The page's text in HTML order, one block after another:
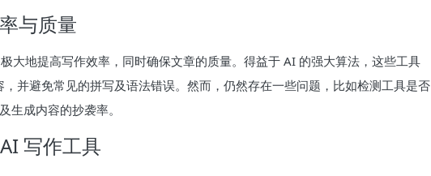
与质量
大地提高写作效率，同时确保文章的质量。得益于 AI 的强大算法，这些工具
并避免常见的拼写及语法错误。然而，仍然存在一些问题，比如检测工具是否
生成内容的抄袭率。
写作工具